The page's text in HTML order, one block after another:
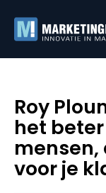
Roy
het
mensen,
voor je